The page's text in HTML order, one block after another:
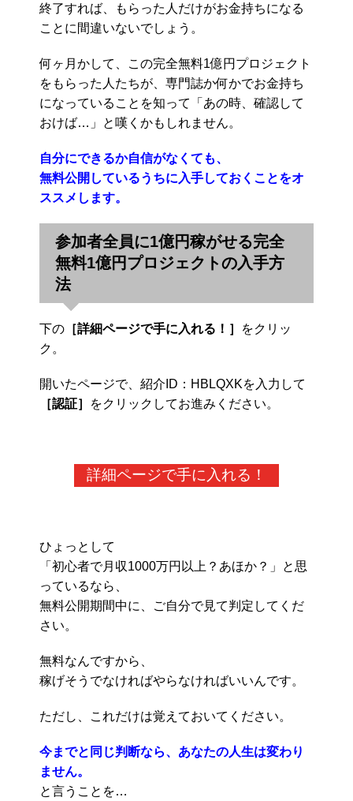
終了すれば、もらった人だけがお金持ちになる
ことに間違いないでしょう。
何ヶ月かして、この完全無料1億円プロジェクト
をもらった人たちが、専門誌か何かでお金持ち
になっていることを知って「あの時、確認して
おけば…」と嘆くかもしれません。
自分にできるか自信がなくても、
無料公開しているうちに入手しておくことをオ
ススメします。
参加者全員に1億円稼がせる完全
無料1億円プロジェクトの入手方
法
下の ［詳細ページで手に入れる！］
をクリッ
ク。
開いたページで、紹介ID：HBLQXKを入力して
［認証］
をクリックしてお進みください。
詳細ページで手に入れる！
ひょっとして
「初心者で月収1000万円以上？あほか？」と思
っているなら、
無料公開期間中に、ご自分で見て判定してくだ
さい。
無料なんですから、
稼げそうでなければやらなければいいんです。
ただし、これだけは覚えておいてください。
今までと同じ判断なら、あなたの人生は変わり
ません。
と言うことを…